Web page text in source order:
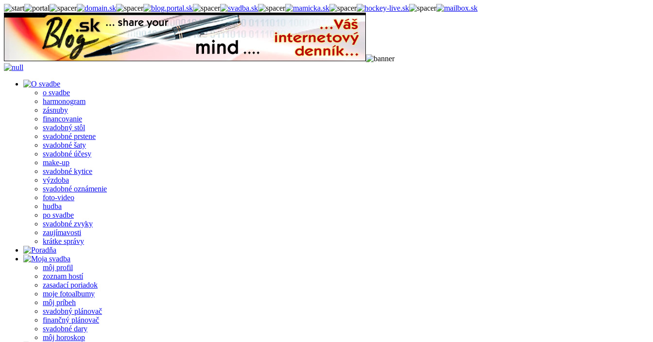
o svadbe
harmonogram
zásnuby
financovanie
svadobný stôl
svadobné prstene
svadobné šaty
svadobné účesy
make-up
svadobné kytice
výzdoba
svadobné oznámenie
foto-video
hudba
po svadbe
svadobné zvyky
zaujímavosti
krátke správy
môj profil
zoznam hostí
zasadací poriadok
moje fotoalbumy
môj príbeh
svadobný plánovač
finančný plánovač
svadobné dary
môj horoskop